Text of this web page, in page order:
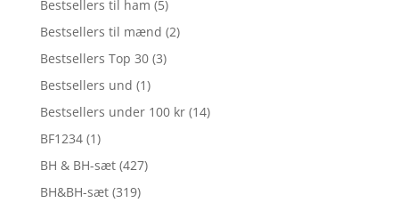
Bestsellers til ham (5)
Bestsellers til mænd (2)
Bestsellers Top 30 (3)
Bestsellers und (1)
Bestsellers under 100 kr (14)
BF1234 (1)
BH & BH-sæt (427)
BH&BH-sæt (319)